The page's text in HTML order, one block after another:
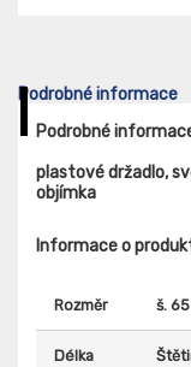
Podrobné informace
Podrobné
plastové držadlo,
objímka
Informace o
Rozměr š.
Délka